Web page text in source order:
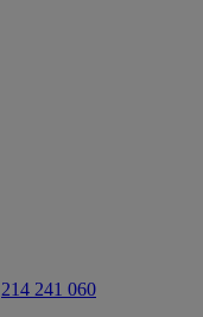
214 241 060